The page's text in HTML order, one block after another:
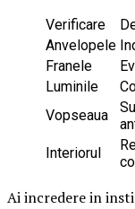
Verificare
Anvelopele
Franele
Luminile
Vopseaua
Interiorul
Ai incredere in